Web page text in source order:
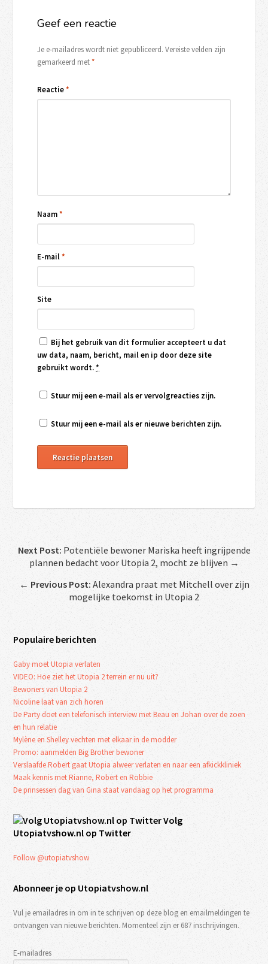
Geef een reactie
Je e-mailadres wordt niet gepubliceerd. Vereiste velden zijn
gemarkeerd met*
Reactie*
Naam*
E-mail*
Site
Bij het gebruik van dit formulier accepteert u dat
uw data, naam, bericht, mail en ip door deze site
gebruikt wordt.*
Stuur mij een e-mail als er vervolgreacties zijn.
Stuur mij een e-mail als er nieuwe berichten zijn.
Next Post: Potentiële bewoner Mariska heeft ingrijpende
plannen bedacht voor Utopia 2, mocht ze blijven →
← Previous Post: Alexandra praat met Mitchell over zijn
mogelijke toekomst in Utopia 2
Populaire berichten
Gaby moet Utopia verlaten
VIDEO: Hoe ziet het Utopia 2 terrein er nu uit?
Bewoners van Utopia 2
Nicoline laat van zich horen
De Party doet een telefonisch interview met Beau en Johan over de zoen
en hun relatie
Mylène en Shelley vechten met elkaar in de modder
Promo: aanmelden Big Brother bewoner
Verslaafde Robert gaat Utopia alweer verlaten en naar een afkickkliniek
Maak kennis met Rianne, Robert en Robbie
De prinsessen dag van Gina staat vandaag op het programma
Volg
Utopiatvshow.nl op Twitter
Follow @utopiatvshow
Abonneer je op Utopiatvshow.nl
Vul je emailadres in om in te schrijven op deze blog en emailmeldingen te
ontvangen van nieuwe berichten. Momenteel zijn er 687 inschrijvingen.
E-mailadres